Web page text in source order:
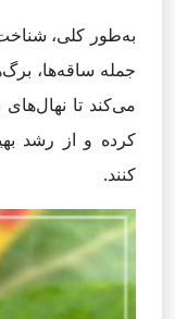
به‌طور کلی،
جمله ساقه‌ها،
می‌کند تا
کرده و از رشد
کنند.